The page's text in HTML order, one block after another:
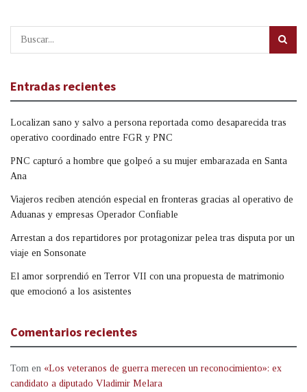
Entradas recientes
Localizan sano y salvo a persona reportada como desaparecida tras
operativo coordinado entre FGR y PNC
PNC capturó a hombre que golpeó a su mujer embarazada en Santa
Ana
Viajeros reciben atención especial en fronteras gracias al operativo de
Aduanas y empresas Operador Confiable
Arrestan a dos repartidores por protagonizar pelea tras disputa por un
viaje en Sonsonate
El amor sorprendió en Terror VII con una propuesta de matrimonio
que emocionó a los asistentes
Comentarios recientes
Tom en «Los veteranos de guerra merecen un reconocimiento»: ex
candidato a diputado Vladimir Melara